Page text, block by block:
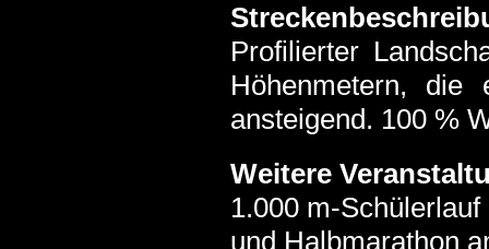
Profilierter
Höhenmetern,
ansteigend. 100 %
Weitere
1.000 m-Schülerlauf
und Halbmarathon